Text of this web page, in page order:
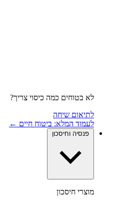
לא בטוחים כמה כיסוי צריך?
לתיאום שיחה
לעמוד המלא: ביטוח חיים ←
פנסיה וחיסכון
מוצרי חיסכון